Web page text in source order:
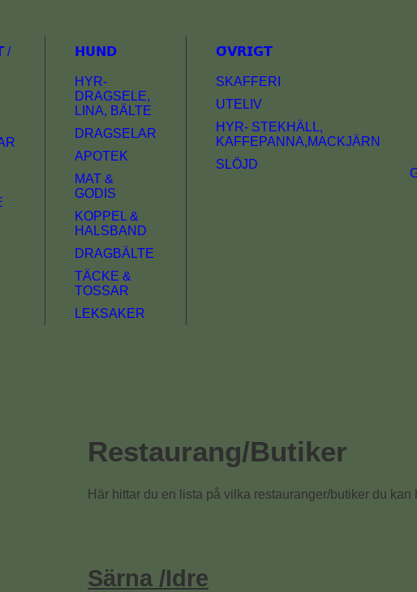
/ 𝗛𝗨𝗡𝗗
HYR-
DRAGSELE,
LINA, BÄLTE
DRAGSELAR
APOTEK
MAT &
GODIS
KOPPEL &
HALSBAND
DRAGBÄLTE
TÄCKE &
TOSSAR
LEKSAKER
𝗢̈𝗩𝗥𝗜𝗚𝗧
SKAFFERI
UTELIV
HYR- STEKHÄLL,
KAFFEPANNA,MACKJÄRN
SLÖJD
Restaurang/Butiker
Här hittar du en lista på vilka restauranger/butiker du kan
Särna /Idre